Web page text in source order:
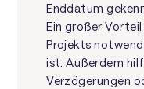
Enddatum
Ein großer
Projekts
ist. Außerdem
Verzögerungen